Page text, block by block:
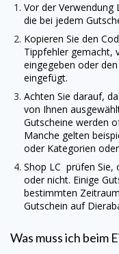
Vor der Verwendung
die bei jedem
Kopieren Sie den
Tippfehler gemacht,
eingegeben oder
eingefügt.
Achten Sie darauf,
von Ihnen
Gutscheine werden
Manche gelten
oder Kategorien
Shop LC prüfen Sie,
oder nicht. Einige
bestimmten
Gutschein auf
Was muss ich beim